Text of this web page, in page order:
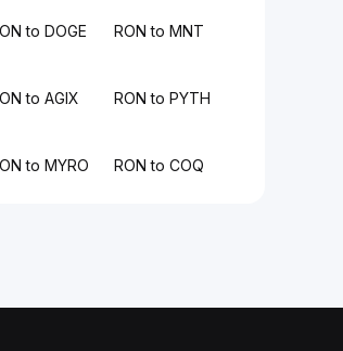
to DOGE RON to MNT
to AGIX RON to PYTH
to MYRO RON to COQ